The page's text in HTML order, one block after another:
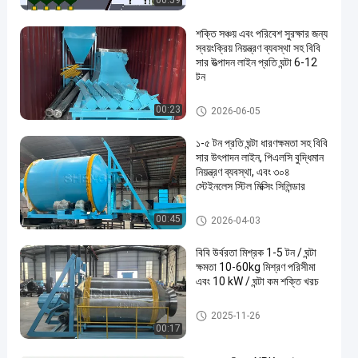
00:23
শক্তি সঞ্চয় এবং পরিবেশ সুরক্ষার জন্য
স্বয়ংক্রিয় নিয়ন্ত্রণ ব্যবস্থা সহ বিবি
সার উত্পাদন লাইন প্রতি ঘন্টা 6-12
টন
বিবি সার উত্পাদনের লাইন
2026-06-05
00:45
১-৫ টন প্রতি ঘন্টা ধারণক্ষমতা সহ বিবি
সার উৎপাদন লাইন, পিএলসি বুদ্ধিমান
নিয়ন্ত্রণ ব্যবস্থা, এবং ৩০৪
স্টেইনলেস স্টিল মিক্সিং সিলিন্ডার
বিবি সার উত্পাদনের লাইন
2026-04-03
00:17
বিবি উর্বরতা মিশ্রক 1-5 টন / ঘন্টা
ক্ষমতা 10-60kg মিশ্রণ পরিসীমা
এবং 10 kW / ঘন্টা কম শক্তি খরচ
মেশানো সরঞ্জাম
2025-11-26